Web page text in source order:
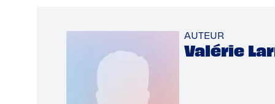
AUTEUR
Valérie